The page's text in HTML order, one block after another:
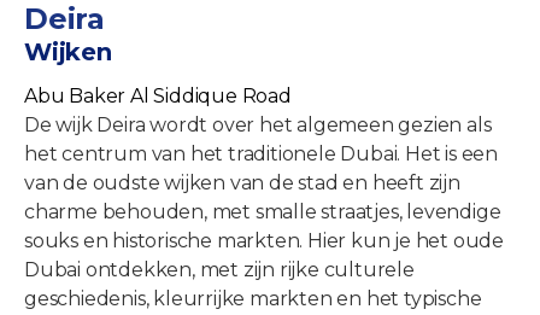
Deira
Wijken
Abu Baker Al Siddique Road
De wijk Deira wordt over het algemeen gezien als
het centrum van het traditionele Dubai. Het is een
van de oudste wijken van de stad en heeft zijn
charme behouden, met smalle straatjes, levendige
souks en historische markten. Hier kun je het oude
Dubai ontdekken, met zijn rijke culturele
geschiedenis, kleurrijke markten en het typische